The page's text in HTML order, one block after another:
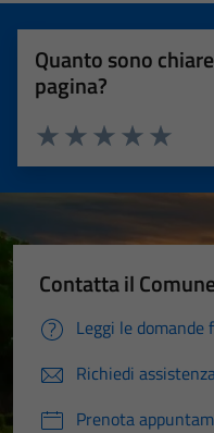
Quanto sono
pagina?
Valuta 5
Valuta 4
Valuta 3 stelle
Valuta 2 stelle su 5
Valuta 1 stelle su 5
Contatta il
Leggi le domande
Richiedi
Prenota